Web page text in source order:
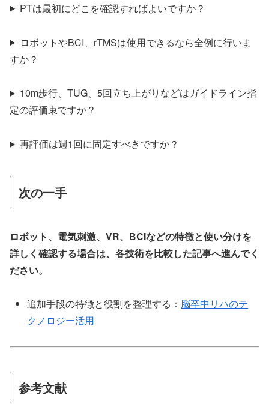
PTは最初にどこを確認すればよいですか？
ロボットやBCI、rTMSは使用できるなら全例に行いま
すか？
10m歩行、TUG、5回立ち上がりなどはガイドライン指
定の評価束ですか？
再評価は週1回に固定すべきですか？
次の一手
ロボット、電気刺激、VR、BCIなどの特徴と使い分けを
詳しく確認する場合は、各技術を比較した記事へ進んでく
ださい。
追加手段の特徴と役割を整理する： 脳卒中リハのテ
クノロジー活用
参考文献